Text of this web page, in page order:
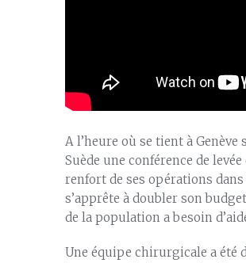
A l’heure où se tient à
Suède une conférence de
renfort de ses opérations
s’apprête à doubler son
de la population a besoin
Une équipe chirurgicale a été